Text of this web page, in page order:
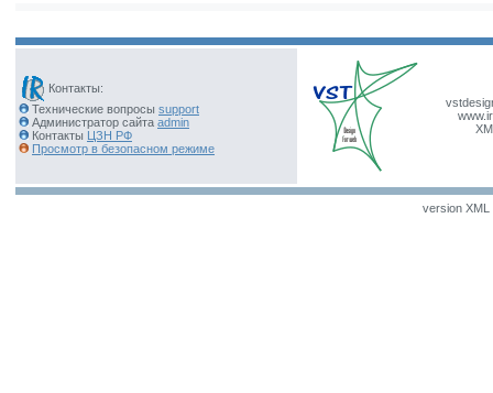
Контакты:
Технические вопросы support
Администратор сайта admin
Контакты ЦЗН РФ
Просмотр в безопасном режиме
version